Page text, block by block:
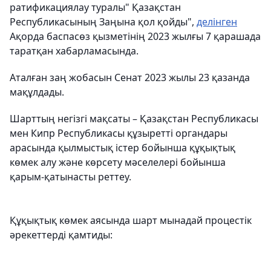
ратификациялау туралы" Қазақстан
Республикасының Заңына қол қойды", делінген
Ақорда баспасөз қызметінің 2023 жылғы 7 қарашада
таратқан хабарламасында.
Аталған заң жобасын Сенат 2023 жылы 23 қазанда
мақұлдады.
Шарттың негізгі мақсаты – Қазақстан Республикасы
мен Кипр Республикасы құзыретті органдары
арасында қылмыстық істер бойынша құқықтық
көмек алу және көрсету мәселелері бойынша
қарым-қатынасты реттеу.
Құқықтық көмек аясында шарт мынадай процестік
әрекеттерді қамтиды: